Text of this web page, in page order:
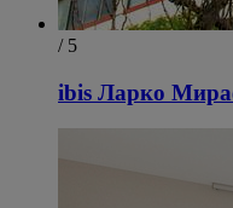
/ 5
ibis Ларко